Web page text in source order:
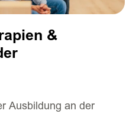
&
Ausbildung an der